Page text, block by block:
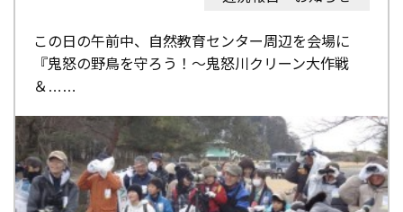
この日の午前中、自然教育センター周辺を会場に
『鬼怒の野鳥を守ろう！～鬼怒川クリーン大作戦
＆…